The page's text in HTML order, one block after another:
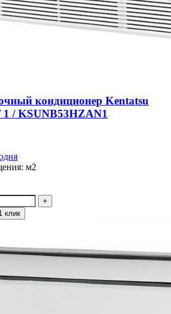
кондиционер Kentatsu
/ KSUNB53HZAN1
м2
клик